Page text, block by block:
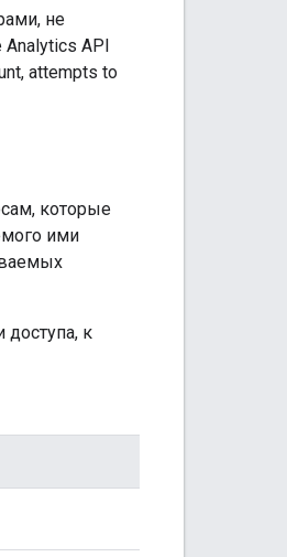
не
Analytics API
attempts to
которые
ими
к